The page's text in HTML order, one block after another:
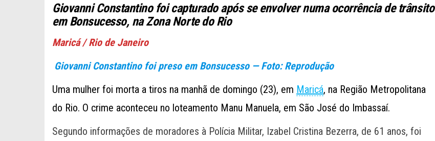
Giovanni Constantino foi capturado após se envolver numa ocorrência de trânsito
em Bonsucesso, na Zona Norte do Rio
Maricá / Rio de Janeiro
Giovanni Constantino foi preso em Bonsucesso — Foto: Reprodução
Uma mulher foi morta a tiros na manhã de domingo (23), em Maricá, na Região Metropolitana
do Rio. O crime aconteceu no loteamento Manu Manuela, em São José do Imbassaí.
Segundo informações de moradores à Polícia Militar, Izabel Cristina Bezerra, de 61 anos, foi